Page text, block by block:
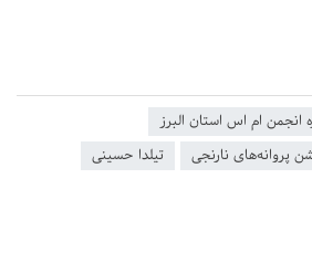
ام اس استان البرز
پروانه‌های نارنجی
تیلدا حسینی